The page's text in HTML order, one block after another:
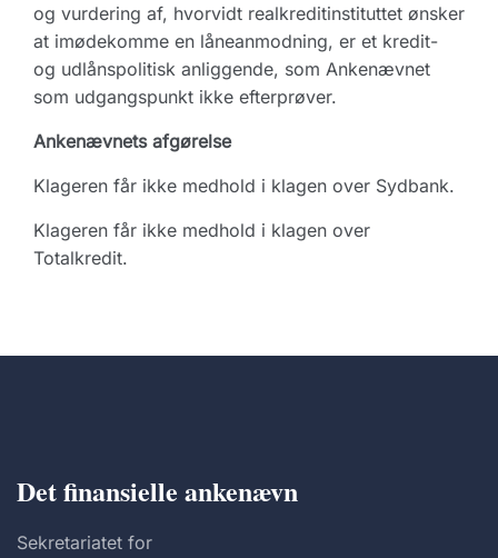
og vurdering af, hvorvidt realkreditinstituttet ønsker
at imødekomme en låneanmodning, er et kredit-
og udlånspolitisk anliggende, som Ankenævnet
som udgangspunkt ikke efterprøver.
Ankenævnets afgørelse
Klageren får ikke medhold i klagen over Sydbank.
Klageren får ikke medhold i klagen over
Totalkredit.
Det finansielle ankenævn
Sekretariatet for